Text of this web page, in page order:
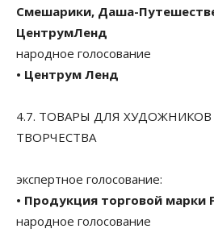
Смешарики, Даша-
ЦентрумЛенд
народное голосование
• Центрум Ленд
4.7. ТОВАРЫ ДЛЯ
ТВОРЧЕСТВА
экспертное голосование:
• Продукция торговой марки
народное голосование